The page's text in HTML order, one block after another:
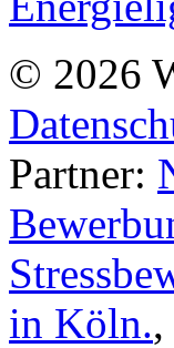
© 2026
Partner:
in Köln.,